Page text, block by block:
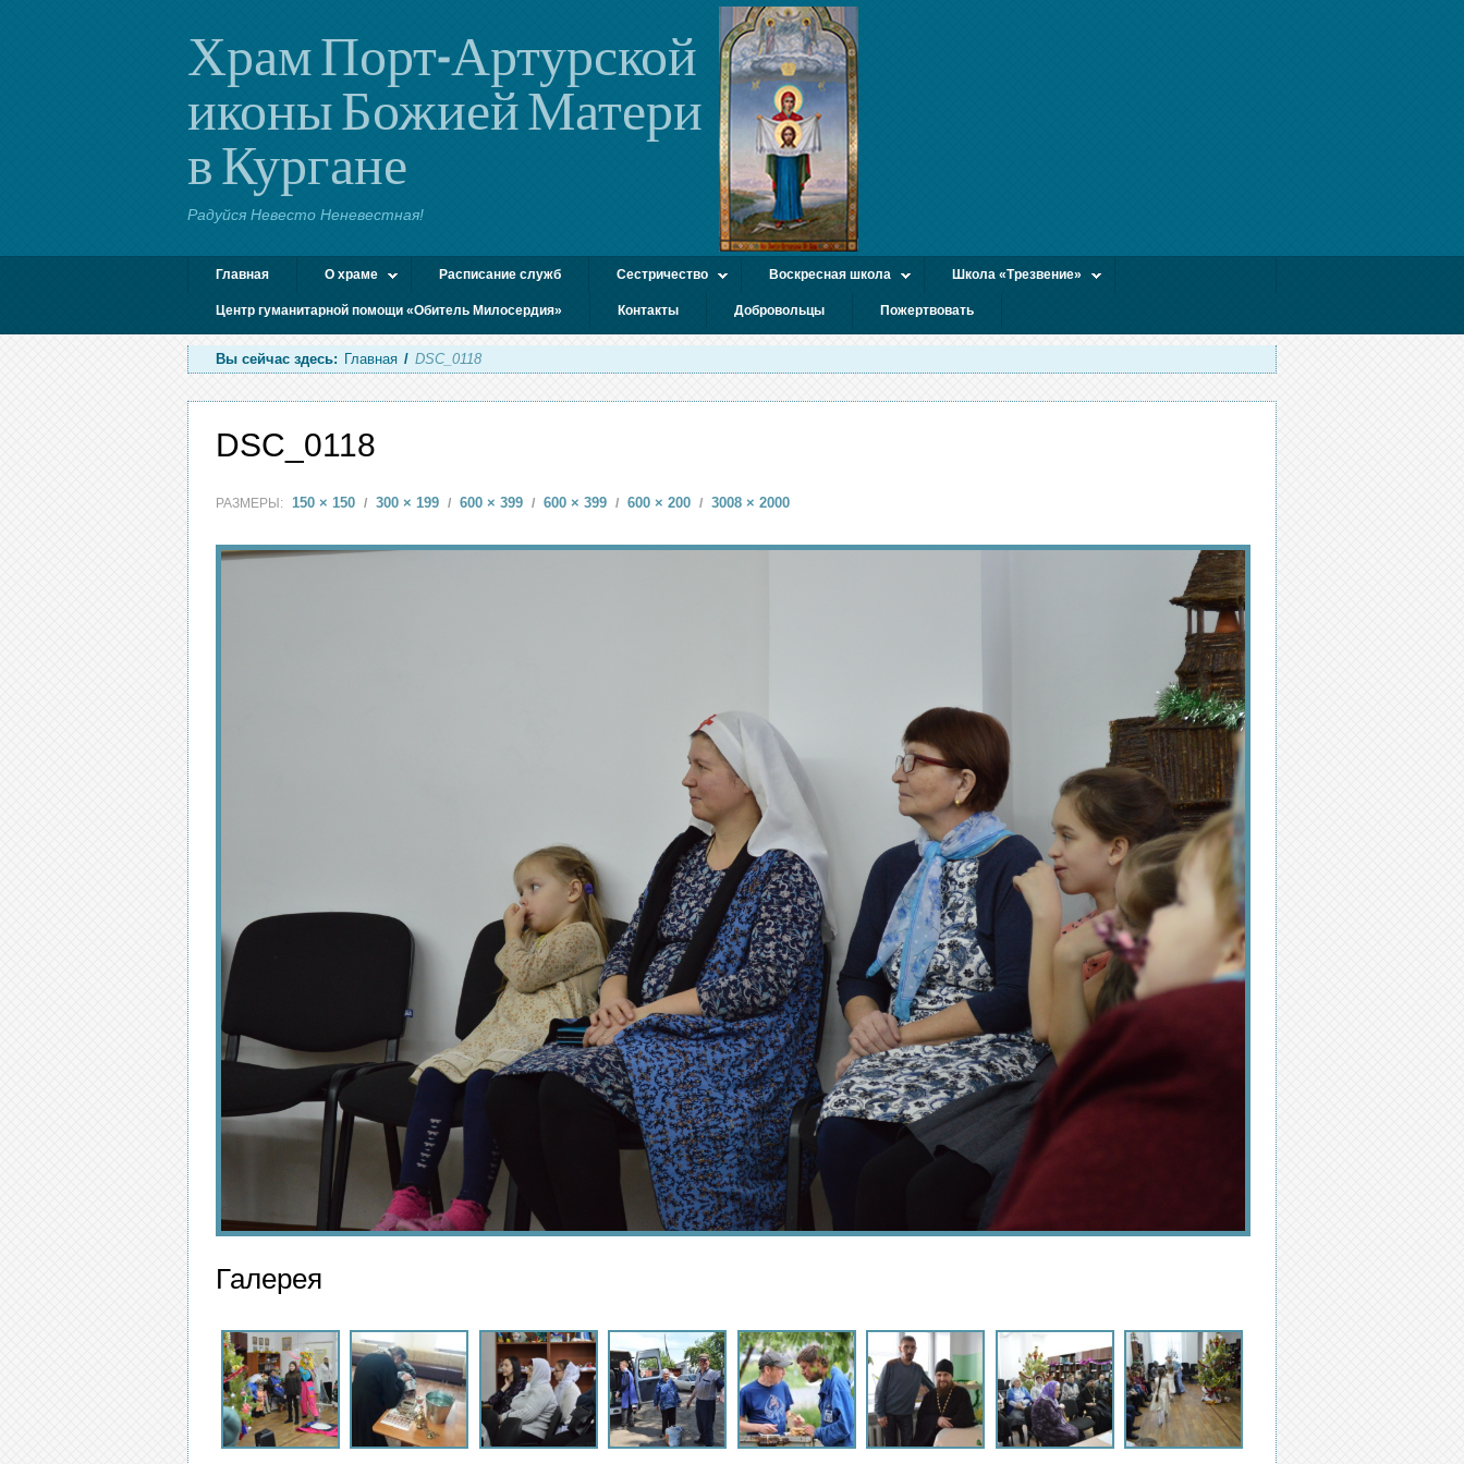
Храм Порт-Артурской
иконы Божией Матери
в Кургане
Радуйся Невесто Неневестная!
Главная О храме Расписание служб Сестричество Воскресная школа Школа «Трезвение»
Центр гуманитарной помощи «Обитель Милосердия» Контакты Добровольцы Пожертвовать
Вы сейчас здесь: Главная / DSC_0118
DSC_0118
РАЗМЕРЫ: 150 × 150 / 300 × 199 / 600 × 399 / 600 × 399 / 600 × 200 / 3008 × 2000
Галерея